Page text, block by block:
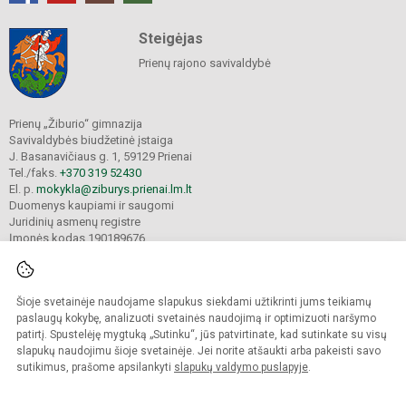
Šioje svetainėje naudojame slapukus siekdami užtikrinti jums teikiamų
paslaugų kokybę, analizuoti svetainės naudojimą ir optimizuoti naršymo
patirtį. Spustelėję mygtuką „Sutinku“, jūs patvirtinate, kad sutinkate su visų
slapukų naudojimu šioje svetainėje. Jei norite atšaukti arba pakeisti savo
sutikimus, prašome apsilankyti slapukų valdymo puslapyje.
Steigėjas
Prienų rajono savivaldybė
Prienų „Žiburio“ gimnazija
Savivaldybės biudžetinė įstaiga
J. Basanavičiaus g. 1, 59129 Prienai
Tel./faks. +370 319 52430
El. p. mokykla@ziburys.prienai.lm.lt
Duomenys kaupiami ir saugomi
Juridinių asmenų registre
Įmonės kodas 190189676
© 2023 Prienų "Žiburio" gimnazija. Visos teisės saugomos.
Kopijuoti turinį be raštiško gimnazijos sutikimo griežtai draudžiama.
Versija neįgaliesiems Slapukų politika
Sumanus būdas atnaujinti